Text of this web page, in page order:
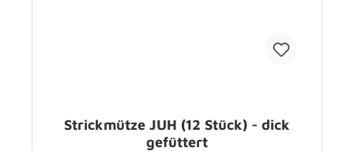
Strickmütze JUH (12 Stück) - dick
gefüttert